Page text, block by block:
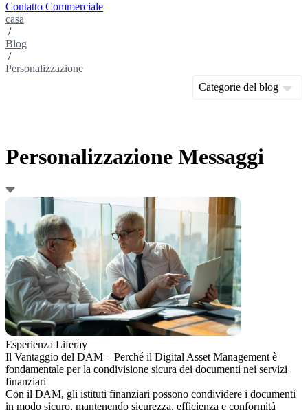
Contatto Commerciale
casa
/
Blog
/
Personalizzazione
Categorie del blog
Personalizzazione Messaggi
Esperienza Liferay
Il Vantaggio del DAM – Perché il Digital Asset Management è
fondamentale per la condivisione sicura dei documenti nei servizi
finanziari
Con il DAM, gli istituti finanziari possono condividere i documenti
in modo sicuro, mantenendo sicurezza, efficienza e conformità